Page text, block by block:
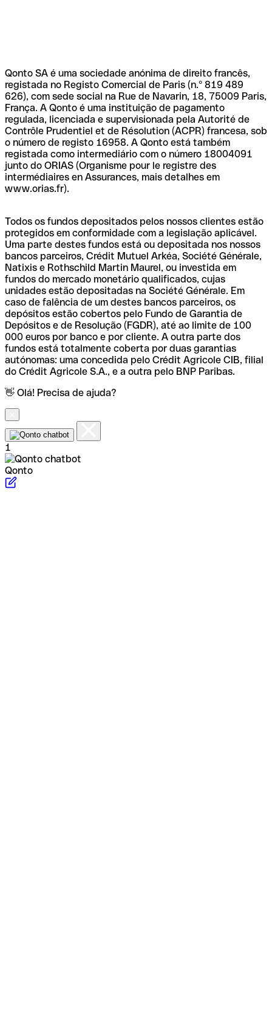
Qonto SA é uma sociedade anónima de direito francês,
registada no Registo Comercial de Paris (n.º 819 489
626), com sede social na Rue de Navarin, 18, 75009 Paris,
França. A Qonto é uma instituição de pagamento
regulada, licenciada e supervisionada pela Autorité de
Contrôle Prudentiel et de Résolution (ACPR) francesa, sob
o número de registo 16958. A Qonto está também
registada como intermediário com o número 18004091
junto do ORIAS (Organisme pour le registre des
intermédiaires en Assurances, mais detalhes em
www.orias.fr).
Todos os fundos depositados pelos nossos clientes estão
protegidos em conformidade com a legislação aplicável.
Uma parte destes fundos está ou depositada nos nossos
bancos parceiros, Crédit Mutuel Arkéa, Société Générale,
Natixis e Rothschild Martin Maurel, ou investida em
fundos do mercado monetário qualificados, cujas
unidades estão depositadas na Société Générale. Em
caso de falência de um destes bancos parceiros, os
depósitos estão cobertos pelo Fundo de Garantia de
Depósitos e de Resolução (FGDR), até ao limite de 100
000 euros por banco e por cliente. A outra parte dos
fundos está totalmente coberta por duas garantias
autónomas: uma concedida pelo Crédit Agricole CIB, filial
do Crédit Agricole S.A., e a outra pelo BNP Paribas.
👋 Olá! Precisa de ajuda?
1
Qonto